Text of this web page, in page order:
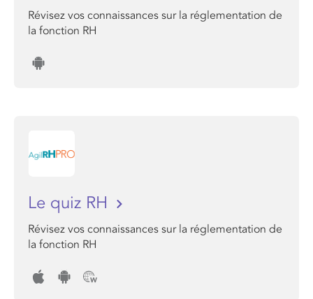
Révisez vos connaissances sur la réglementation de
la fonction RH
Le quiz RH
Révisez vos connaissances sur la réglementation de
la fonction RH